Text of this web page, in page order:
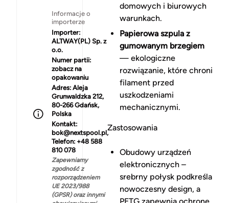
Informacje o
importerze
Importer:
ALTWAY(PL) Sp. z
o.o.
Numer partii:
zobacz na
opakowaniu
Adres: Aleja
Grunwaldzka 212,
80-266 Gdańsk,
Polska
Kontakt:
bok@nextspool.pl,
Telefon: +48 588
810 078
Zapewniamy
zgodność z
rozporządzeniem
UE 2023/988
(GPSR) oraz innymi
domowych i biurowych
warunkach.
Papierowa szpula z
gumowanym brzegiem
— ekologiczne
rozwiązanie, które chroni
filament przed
uszkodzeniami
mechanicznymi.
Zastosowania
Obudowy urządzeń
elektronicznych –
srebrny połysk podkreśla
nowoczesny design, a